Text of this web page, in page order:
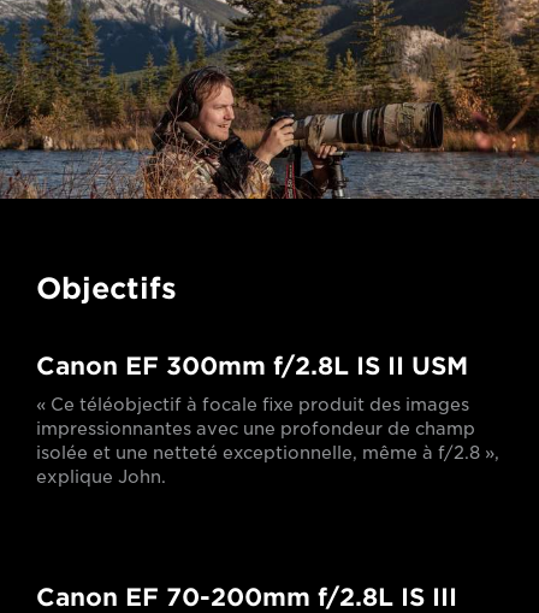
Objectifs
Canon EF 300mm f/2.8L IS II USM
« Ce téléobjectif à focale fixe produit des images
impressionnantes avec une profondeur de champ
isolée et une netteté exceptionnelle, même à f/2.8 »,
explique John.
Canon EF 70-200mm f/2.8L IS III